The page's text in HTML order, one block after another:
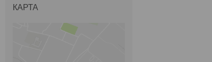
КАРТА